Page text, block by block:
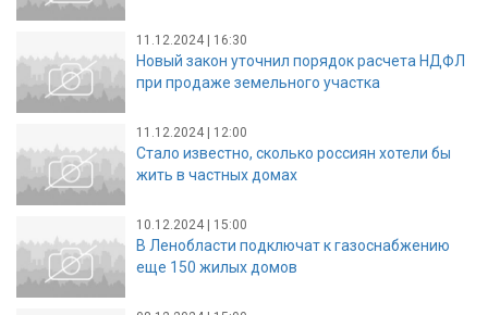
11.12.2024 | 16:30
Новый закон уточнил порядок расчета НДФЛ
при продаже земельного участка
11.12.2024 | 12:00
Стало известно, сколько россиян хотели бы
жить в частных домах
10.12.2024 | 15:00
В Ленобласти подключат к газоснабжению
еще 150 жилых домов